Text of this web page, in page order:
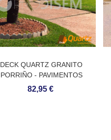
DECK QUARTZ GRANITO
PORRIÑO - PAVIMENTOS
CONTÍNUOS DE QUARTZO
82,95 €